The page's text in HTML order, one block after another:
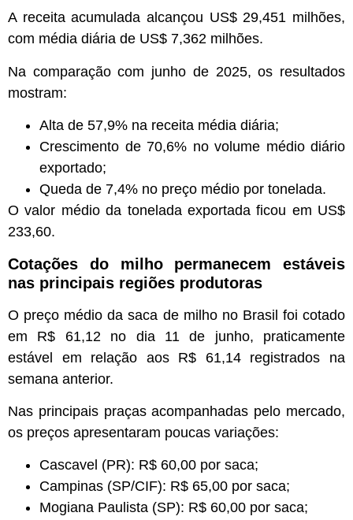
A receita acumulada alcançou US$ 29,451 milhões,
com média diária de US$ 7,362 milhões.
Na comparação com junho de 2025, os resultados
mostram:
Alta de 57,9% na receita média diária;
Crescimento de 70,6% no volume médio diário
exportado;
Queda de 7,4% no preço médio por tonelada.
O valor médio da tonelada exportada ficou em US$
233,60.
Cotações do milho permanecem estáveis
nas principais regiões produtoras
O preço médio da saca de milho no Brasil foi cotado
em R$ 61,12 no dia 11 de junho, praticamente
estável em relação aos R$ 61,14 registrados na
semana anterior.
Nas principais praças acompanhadas pelo mercado,
os preços apresentaram poucas variações:
Cascavel (PR): R$ 60,00 por saca;
Campinas (SP/CIF): R$ 65,00 por saca;
Mogiana Paulista (SP): R$ 60,00 por saca;